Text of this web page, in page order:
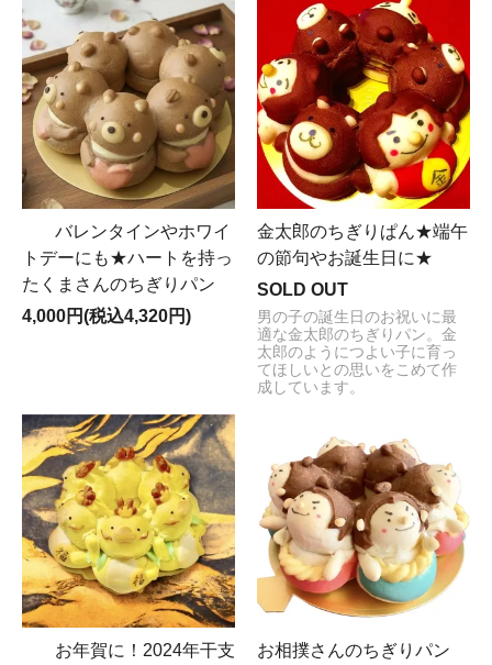
バレンタインやホワイ
トデーにも★ハートを持っ
たくまさんのちぎりパン
4,000円(税込4,320円)
金太郎のちぎりぱん★端午
の節句やお誕生日に★
SOLD OUT
男の子の誕生日のお祝いに最
適な金太郎のちぎりパン。金
太郎のようにつよい子に育っ
てほしいとの思いをこめて作
成しています。
お年賀に！2024年干支
お相撲さんのちぎりパン